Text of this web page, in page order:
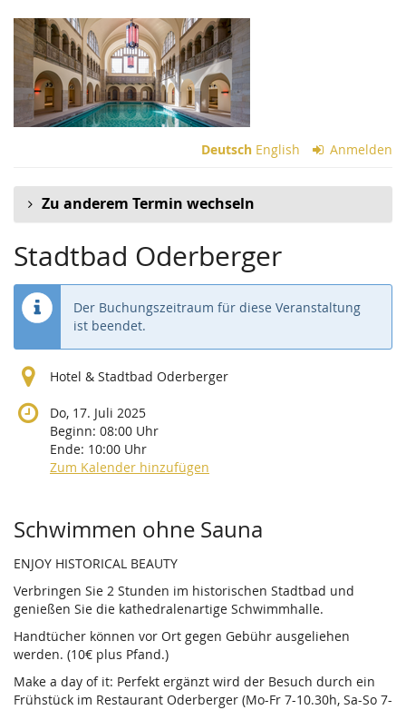
Zum
Haupt-
Inhalt
springen
Deutsch English Anmelden
Zu anderem Termin wechseln
Stadtbad Oderberger
Der Buchungszeitraum für diese Veranstaltung
ist beendet.
Hotel & Stadtbad Oderberger
Do, 17. Juli 2025
Beginn: 08:00 Uhr
Ende: 10:00 Uhr
Zum Kalender hinzufügen
Produkte
Schwimmen ohne Sauna
ENJOY HISTORICAL BEAUTY
Verbringen Sie 2 Stunden im historischen Stadtbad und
genießen Sie die kathedralenartige Schwimmhalle.
Handtücher können vor Ort gegen Gebühr ausgeliehen
werden. (10€ plus Pfand.)
Make a day of it: Perfekt ergänzt wird der Besuch durch ein
Frühstück im Restaurant Oderberger (Mo-Fr 7-10.30h, Sa-So 7-